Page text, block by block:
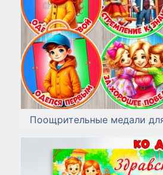
Поощрительные медали